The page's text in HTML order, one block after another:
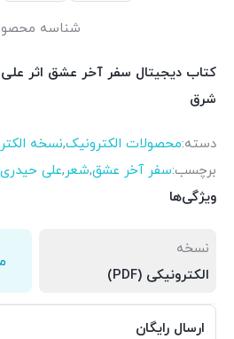
شناسه
کتاب دیجیتال سفر آخر عشق اثر
شرق
دسته:محصولات الکترونیک,نسخه
برچسب:سفر آخر عشق,شعر,علی حیدری
ویژگی‌ها
نسخه
الکترونیکی (PDF)
ارسال رایگان